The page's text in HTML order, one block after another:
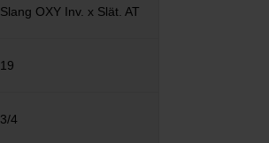
Slang OXY Inv. x Slät. AT
19
3/4